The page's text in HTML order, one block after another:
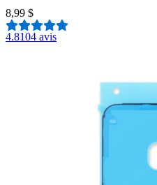
8,99 $
4.8104 avis